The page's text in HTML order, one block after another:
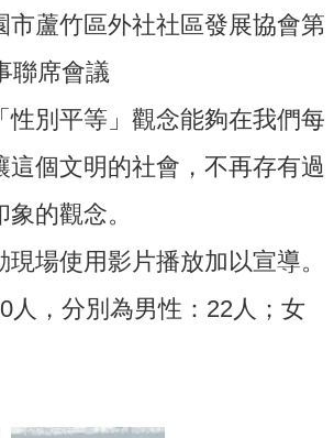
市蘆竹區外社社區發展協會第
聯席會議
性別平等」觀念能夠在我們每
這個文明的社會，不再存有過
的觀念。
場使用影片播放加以宣導。
人，分別為男性：22人；女